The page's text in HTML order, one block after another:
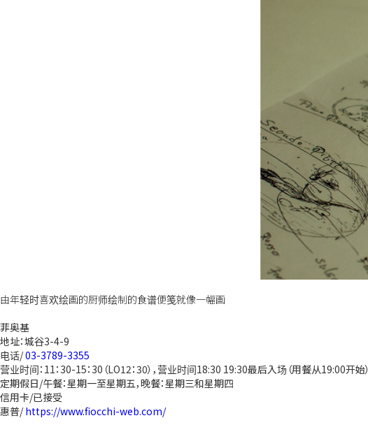
由年轻时喜欢绘画的厨师绘制的食谱便笺就像一幅画
菲奥基
地址：城谷3-4-9
电话/03-3789-3355
营业时间：11：30-15：30（LO12：30），营业时间18:30 19:30最后入场（用餐从19:00开始）
定期假日/午餐：星期一至星期五，晚餐：星期三和星期四
信用卡/已接受
惠普/https://www.fiocchi-web.com/